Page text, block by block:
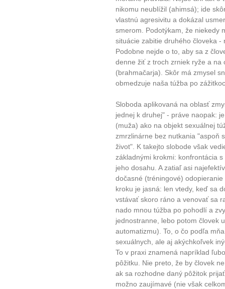
10 tipů
...
Máte pocit, že jste unaveni
Jak mít více energie
Jak vnést do života
Jak být šťastnější
nikomu neublížil (ahimsá); ide
vlastnú agresivitu a dokázal
smerom. Podotýkam, že niekedy
situácie zabitie druhého človeka
Podobne nejde o to, aby sa z
denne žiť z troch zrniek ryže a na
(brahmačarja). Skôr má zmysel
obmedzuje naša túžba po
Sloboda aplikovaná na oblasť
jednej k druhej" - práve naopak:
(muža) ako na objekt sexuálnej
zmrzlinárne bez nutkania "aspoň
život". K takejto slobode však
základnými krokmi: konfrontácia
jeho dosahu. A zatiaľ asi
dočasné (tréningové)
kroku je jasná: len vtedy, keď sa
vstávať skoro ráno a venovať sa
nado mnou túžba po pohodlí a
jednostranne, lebo potom človek
automatizmu). To, o čo podľa
sexuálnych, ale aj akýchkoľvek
To v praxi znamená napríklad
pôžitku. Nie preto, že by človek
ak sa rozhodne daný pôžitok
možno zaujímavé (nie však